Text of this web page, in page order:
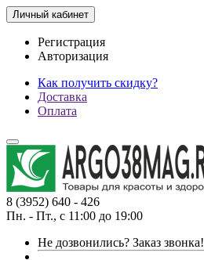
Личный кабинет
Регистрация
Авторизация
Как получить скидку?
Доставка
Оплата
8 (3952) 640 - 426
Пн. - Пт., с 11:00 до 19:00
Не дозвонились? Заказ звонка!